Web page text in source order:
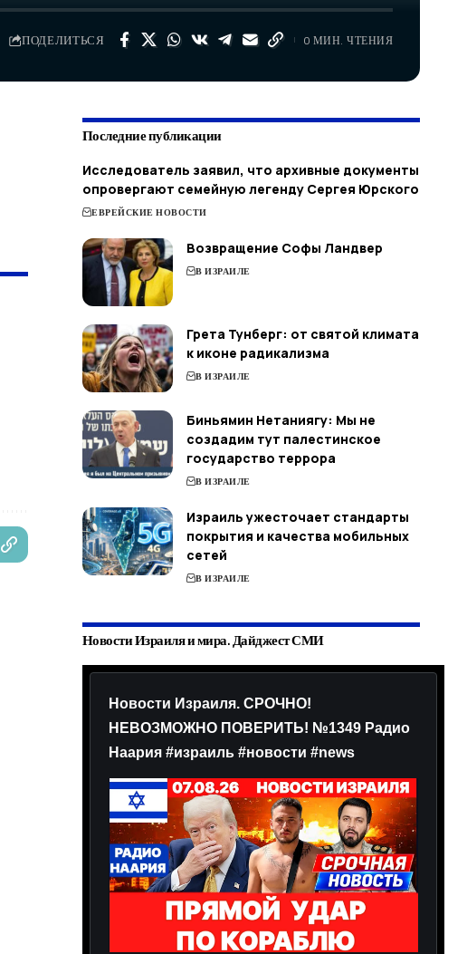
ПОДЕЛИТЬСЯ 0 МИН. ЧТЕНИЯ
Последние публикации
Исследователь заявил, что архивные документы
опровергают семейную легенду Сергея Юрского
ЕВРЕЙСКИЕ НОВОСТИ
Возвращение Софы Ландвер
В ИЗРАИЛЕ
Грета Тунберг: от святой климата
к иконе радикализма
В ИЗРАИЛЕ
Биньямин Нетаниягу: Мы не
создадим тут палестинское
государство террора
В ИЗРАИЛЕ
Израиль ужесточает стандарты
покрытия и качества мобильных
сетей
В ИЗРАИЛЕ
Новости Израиля и мира. Дайджест СМИ